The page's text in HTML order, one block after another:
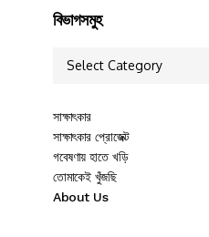
বিভাগসমুহ
সাক্ষাৎকার
সাক্ষাৎকার প্রোজেক্ট
গবেষণায় হাতে খড়ি
তোমাকেই খুঁজছি
About Us